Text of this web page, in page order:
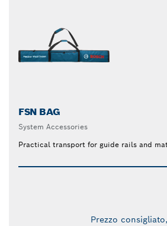
FSN BAG
System Accessories
Practical transport for guide rails and
Prezzo